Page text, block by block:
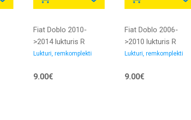
Fiat Doblo 2010-
>2014 lukturis R
remkomplekts
Lukturi, remkomplekti
9.00€
Fiat Doblo 2006-
>2010 lukturis R
remkomplekts
Lukturi, remkomplekti
9.00€